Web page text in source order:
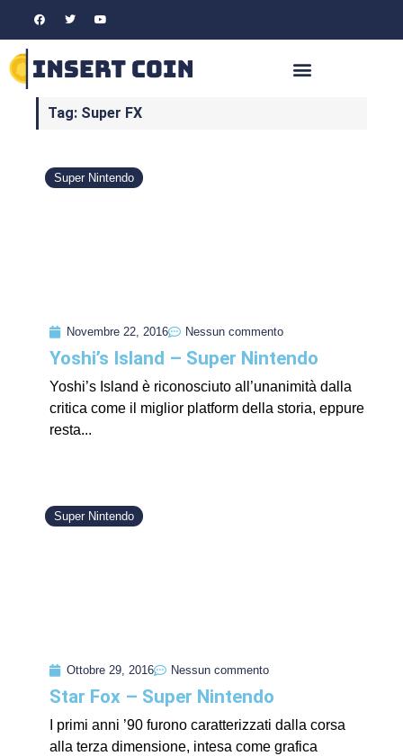
Tag: Super FX
Super Nintendo
Novembre 22, 2016 Nessun commento
Yoshi’s Island – Super Nintendo
Yoshi’s Island è riconosciuto all’unanimità dalla
critica come il miglior platform della storia, eppure
resta...
Super Nintendo
Ottobre 29, 2016 Nessun commento
Star Fox – Super Nintendo
I primi anni ’90 furono caratterizzati dalla corsa
alla terza dimensione, intesa come grafica